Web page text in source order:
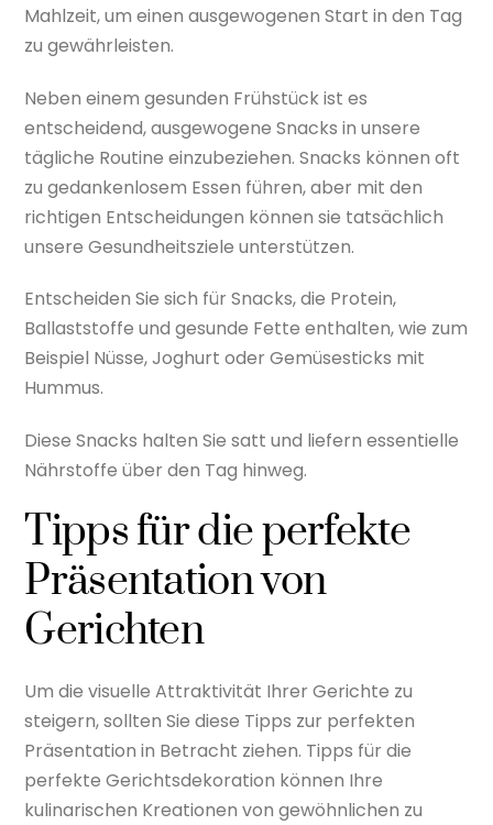
Mahlzeit, um einen ausgewogenen Start in den Tag
zu gewährleisten.
Neben einem gesunden Frühstück ist es
entscheidend, ausgewogene Snacks in unsere
tägliche Routine einzubeziehen. Snacks können oft
zu gedankenlosem Essen führen, aber mit den
richtigen Entscheidungen können sie tatsächlich
unsere Gesundheitsziele unterstützen.
Entscheiden Sie sich für Snacks, die Protein,
Ballaststoffe und gesunde Fette enthalten, wie zum
Beispiel Nüsse, Joghurt oder Gemüsesticks mit
Hummus.
Diese Snacks halten Sie satt und liefern essentielle
Nährstoffe über den Tag hinweg.
Tipps für die perfekte
Präsentation von
Gerichten
Um die visuelle Attraktivität Ihrer Gerichte zu
steigern, sollten Sie diese Tipps zur perfekten
Präsentation in Betracht ziehen. Tipps für die
perfekte Gerichtsdekoration können Ihre
kulinarischen Kreationen von gewöhnlichen zu